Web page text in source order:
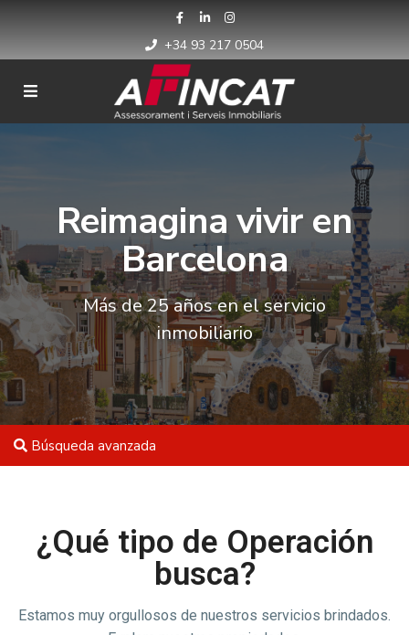
+34 93 217 0504
Reimagina vivir en
Barcelona
Más de 25 años en el servicio
inmobiliario
Búsqueda avanzada
¿Qué tipo de Operación
busca?
Estamos muy orgullosos de nuestros servicios brindados.